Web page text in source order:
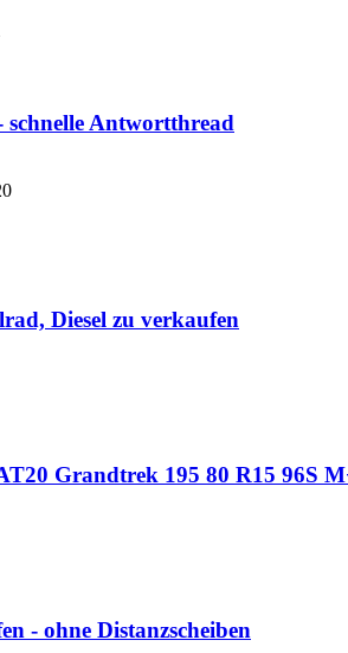
schnelle Antwortthread
Diesel zu verkaufen
Grandtrek 195 80 R15 96S
- ohne Distanzscheiben